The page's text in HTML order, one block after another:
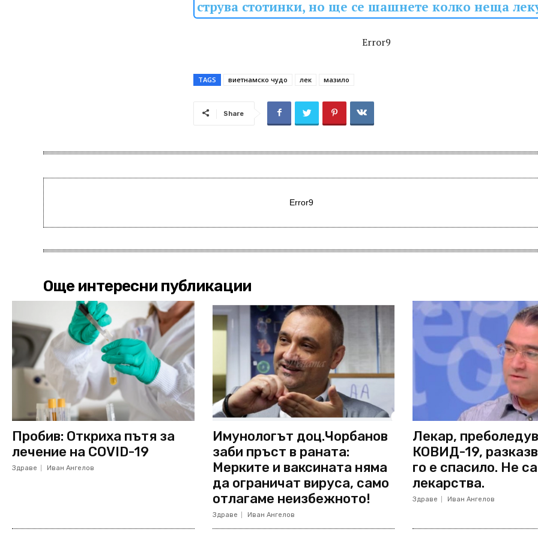
струва стотинки, но ще се шашнете колко неща
Error9
TAGS виетнамско чудо лек мазило
Share
Error9
Още интересни публикации
Пробив: Откриха пътя за
лечение на COVID-19
Здраве Иван Ангелов
Имунологът доц.Чорбанов
заби пръст в раната:
Мерките и ваксината няма
да ограничат вируса, само
отлагаме неизбежното!
Здраве Иван Ангелов
Лекар,
КОВИД-19,
го е спасило. Не са
лекарства.
Здраве Иван Ангелов